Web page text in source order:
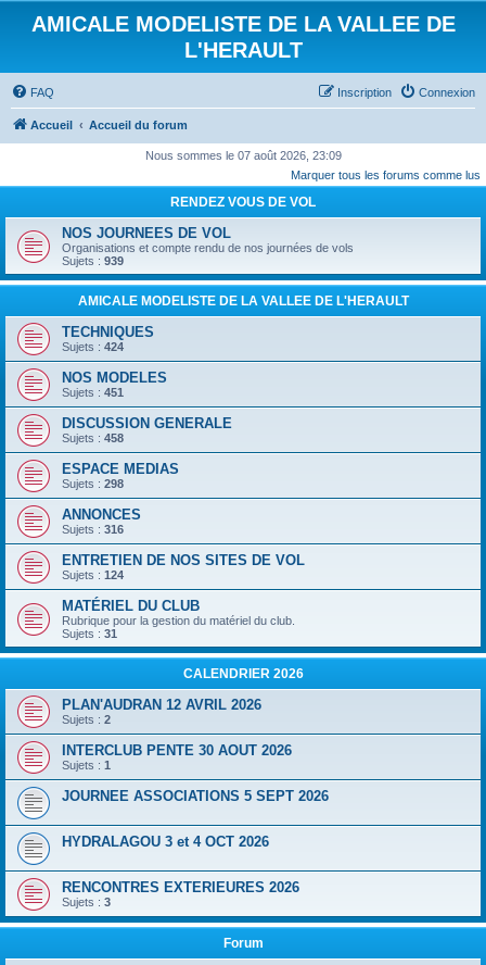
AMICALE MODELISTE DE LA VALLEE DE
L'HERAULT
FAQ Connexion
Inscription
Accueil Accueil du forum
Nous sommes le 07 août 2026, 23:09
Marquer tous les forums comme lus
RENDEZ VOUS DE VOL
NOS JOURNEES DE VOL
Organisations et compte rendu de nos journées de vols
Sujets : 939
AMICALE MODELISTE DE LA VALLEE DE L'HERAULT
TECHNIQUES
Sujets : 424
NOS MODELES
Sujets : 451
DISCUSSION GENERALE
Sujets : 458
ESPACE MEDIAS
Sujets : 298
ANNONCES
Sujets : 316
ENTRETIEN DE NOS SITES DE VOL
Sujets : 124
MATÉRIEL DU CLUB
Rubrique pour la gestion du matériel du club.
Sujets : 31
CALENDRIER 2026
PLAN'AUDRAN 12 AVRIL 2026
Sujets : 2
INTERCLUB PENTE 30 AOUT 2026
Sujets : 1
JOURNEE ASSOCIATIONS 5 SEPT 2026
HYDRALAGOU 3 et 4 OCT 2026
RENCONTRES EXTERIEURES 2026
Sujets : 3
Forum